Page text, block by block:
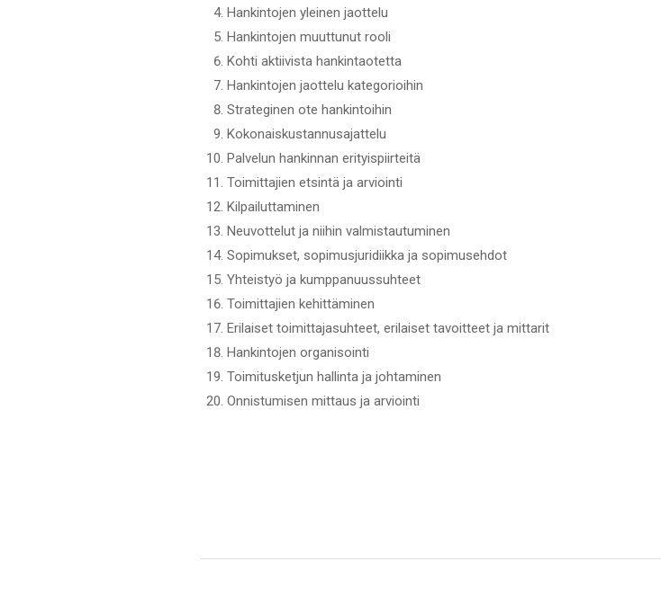
Hankintojen yleinen jaottelu
Hankintojen muuttunut rooli
Kohti aktiivista hankintaotetta
Hankintojen jaottelu kategorioihin
Strateginen ote hankintoihin
Kokonaiskustannusajattelu
Palvelun hankinnan erityispiirteitä
Toimittajien etsintä ja arviointi
Kilpailuttaminen
Neuvottelut ja niihin valmistautuminen
Sopimukset, sopimusjuridiikka ja sopimusehdot
Yhteistyö ja kumppanuussuhteet
Toimittajien kehittäminen
Erilaiset toimittajasuhteet, erilaiset tavoitteet ja mittarit
Hankintojen organisointi
Toimitusketjun hallinta ja johtaminen
Onnistumisen mittaus ja arviointi